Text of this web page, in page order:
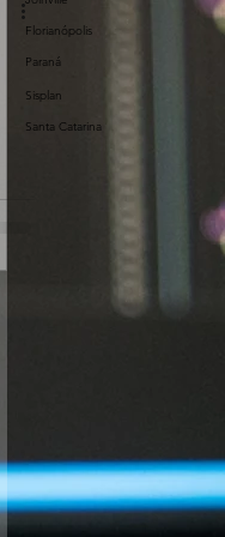
Florianópolis
Paraná
Sisplan
Santa Catarina